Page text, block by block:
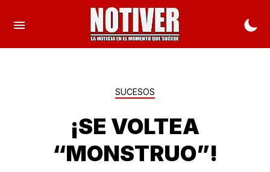
SUCESOS
¡SE VOLTEA
“MONSTRUO”!